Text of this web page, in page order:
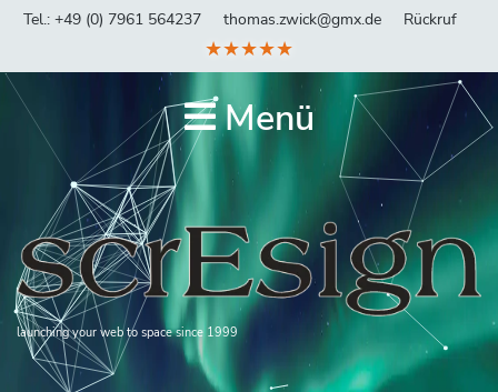
Tel.: +49 (0) 7961 564237 thomas.zwick@gmx.de Rückruf
★★★★★
Menü
launching your web to space since 1999